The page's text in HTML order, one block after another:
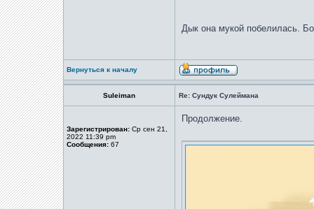
Дык она мукой побелилась.
Вернуться к началу
Suleiman Re: Сундук Сулеймана
Зарегистрирован: Ср сен 21,
2022 11:39 pm
Сообщения: 67
Продолжение.